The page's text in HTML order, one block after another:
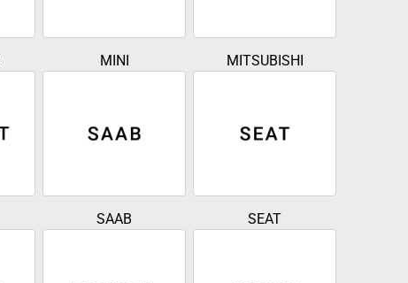
MINI MITSUBISHI
SAAB SEAT